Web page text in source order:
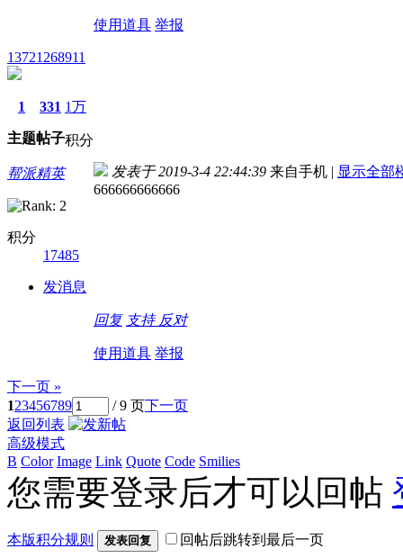
使用道具 举报
13721268911
1
主题
331
帖子
1万
积分
帮派精英
积分
17485
发消息
发表于 2019-3-4 22:44:39 来自手机 | 显示全部
666666666666
回复 支持 反对
使用道具 举报
下一页 »
123456789 / 9 页下一页
返回列表
高级模式
B Color Image Link Quote Code Smilies
您需要登录后才可以回帖
本版积分规则 发表回复 回帖后跳转到最后一页